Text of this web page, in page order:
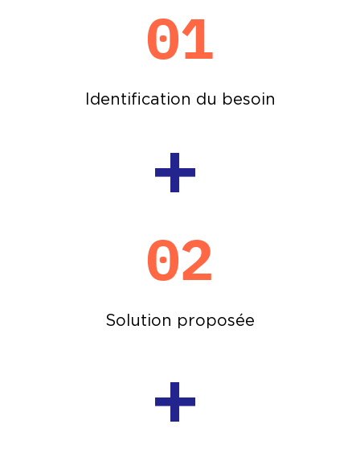
01
Identification du besoin
+
02
Solution proposée
+